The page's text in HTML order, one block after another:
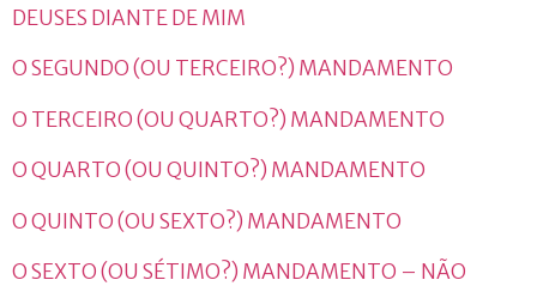
DEUSES DIANTE DE MIM
O SEGUNDO (OU TERCEIRO?) MANDAMENTO
O TERCEIRO (OU QUARTO?) MANDAMENTO
O QUARTO (OU QUINTO?) MANDAMENTO
O QUINTO (OU SEXTO?) MANDAMENTO
O SEXTO (OU SÉTIMO?) MANDAMENTO – NÃO